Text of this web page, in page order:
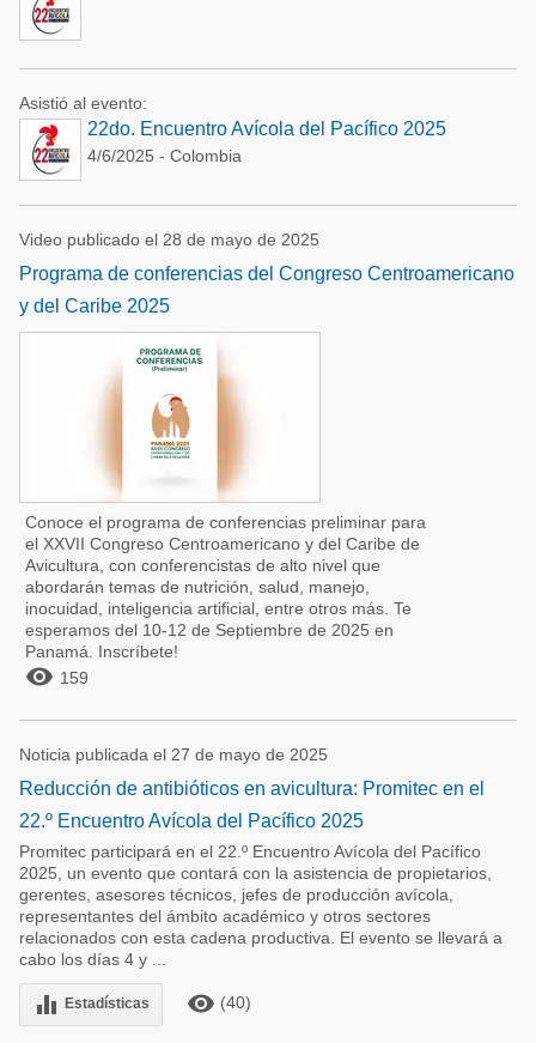
Asistió al evento:
22do. Encuentro Avícola del Pacífico 2025
4/6/2025 - Colombia
Video publicado el 28 de mayo de 2025
Programa de conferencias del Congreso Centroamericano
y del Caribe 2025
Conoce el programa de conferencias preliminar para
el XXVII Congreso Centroamericano y del Caribe de
Avicultura, con conferencistas de alto nivel que
abordarán temas de nutrición, salud, manejo,
inocuidad, inteligencia artificial, entre otros más. Te
esperamos del 10-12 de Septiembre de 2025 en
Panamá. Inscríbete!
 159
Noticia publicada el 27 de mayo de 2025
Reducción de antibióticos en avicultura: Promitec en el
22.º Encuentro Avícola del Pacífico 2025
Promitec participará en el 22.º Encuentro Avícola del Pacífico
2025, un evento que contará con la asistencia de propietarios,
gerentes, asesores técnicos, jefes de producción avícola,
representantes del ámbito académico y otros sectores
relacionados con esta cadena productiva. El evento se llevará a
cabo los días 4 y ...
equalizer Estadísticas remove_red_eye (40)